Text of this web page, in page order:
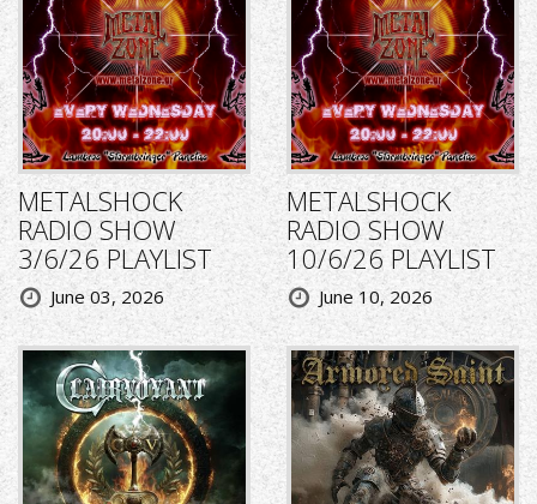
METALSHOCK
RADIO SHOW
3/6/26 PLAYLIST
June 03, 2026
METALSHOCK
RADIO SHOW
10/6/26 PLAYLIST
June 10, 2026